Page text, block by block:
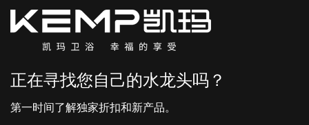
正在寻找您自己的水龙头吗？
第一时间了解独家折扣和新产品。